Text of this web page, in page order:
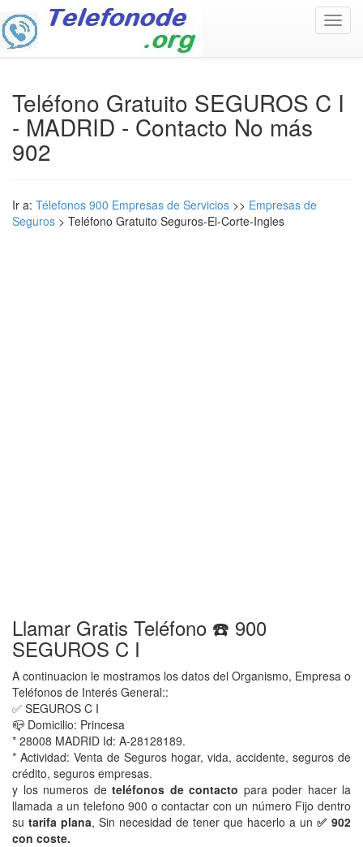
Teléfono Gratuito SEGUROS C I
- MADRID - Contacto No más
902
Ir a: Télefonos 900 Empresas de Servicios >> Empresas de
Seguros > Teléfono Gratuito Seguros-El-Corte-Ingles
Llamar Gratis Teléfono ☎️ 900
SEGUROS C I
A continuacion le mostramos los datos del Organismo, Empresa o
Teléfonos de Interés General::
✅ SEGUROS C I
📪 Domicilio: Princesa
* 28008 MADRID Id: A-28128189.
* Actividad: Venta de Seguros hogar, vida, accidente, seguros de
crédito, seguros empresas.
y los numeros de teléfonos de contacto para poder hacer la
llamada a un telefono 900 o contactar con un número Fijo dentro
su tarifa plana, Sin necesidad de tener que hacerlo a un ✅ 902
con coste.